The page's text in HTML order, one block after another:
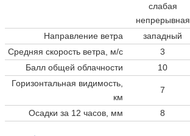
слабая
непрерывная
Направление ветра
западный
Средняя скорость ветра, м/с
3
Балл общей облачности
10
Горизонтальная видимость,
км
7
Осадки за 12 часов, мм 8